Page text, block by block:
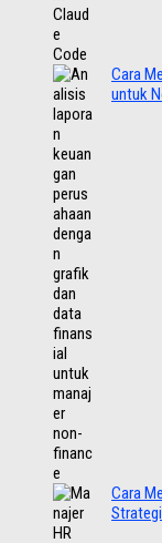
Cara
untuk
Cara